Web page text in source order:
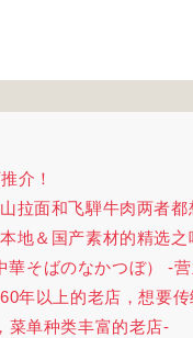
介！
拉面和飞騨牛肉两者都
地＆国产素材的精选之
華そばのなかつぼ） -
年以上的老店，想要
菜单种类丰富的老店-